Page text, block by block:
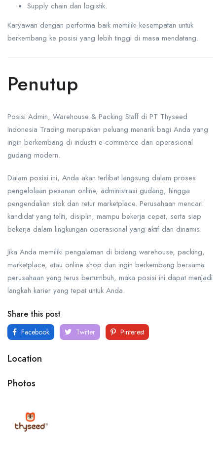
Supply chain dan logistik.
Karyawan dengan performa baik memiliki kesempatan untuk
berkembang ke posisi yang lebih tinggi di masa mendatang.
Penutup
Posisi Admin, Warehouse & Packing Staff di PT Thyseed
Indonesia Trading merupakan peluang menarik bagi Anda yang
ingin berkembang di industri e-commerce dan operasional
gudang modern.
Dalam posisi ini, Anda akan terlibat langsung dalam proses
pengelolaan pesanan online, administrasi gudang, hingga
pengendalian stok dan retur marketplace. Perusahaan mencari
kandidat yang teliti, disiplin, mampu bekerja cepat, serta siap
bekerja dalam lingkungan operasional yang aktif dan dinamis.
Jika Anda memiliki pengalaman di bidang warehouse, packing,
marketplace, atau online shop dan ingin berkembang bersama
perusahaan yang terus bertumbuh, maka posisi ini dapat menjadi
langkah karier yang tepat untuk Anda.
Share this post
Facebook Twitter Pinterest
Location
Photos